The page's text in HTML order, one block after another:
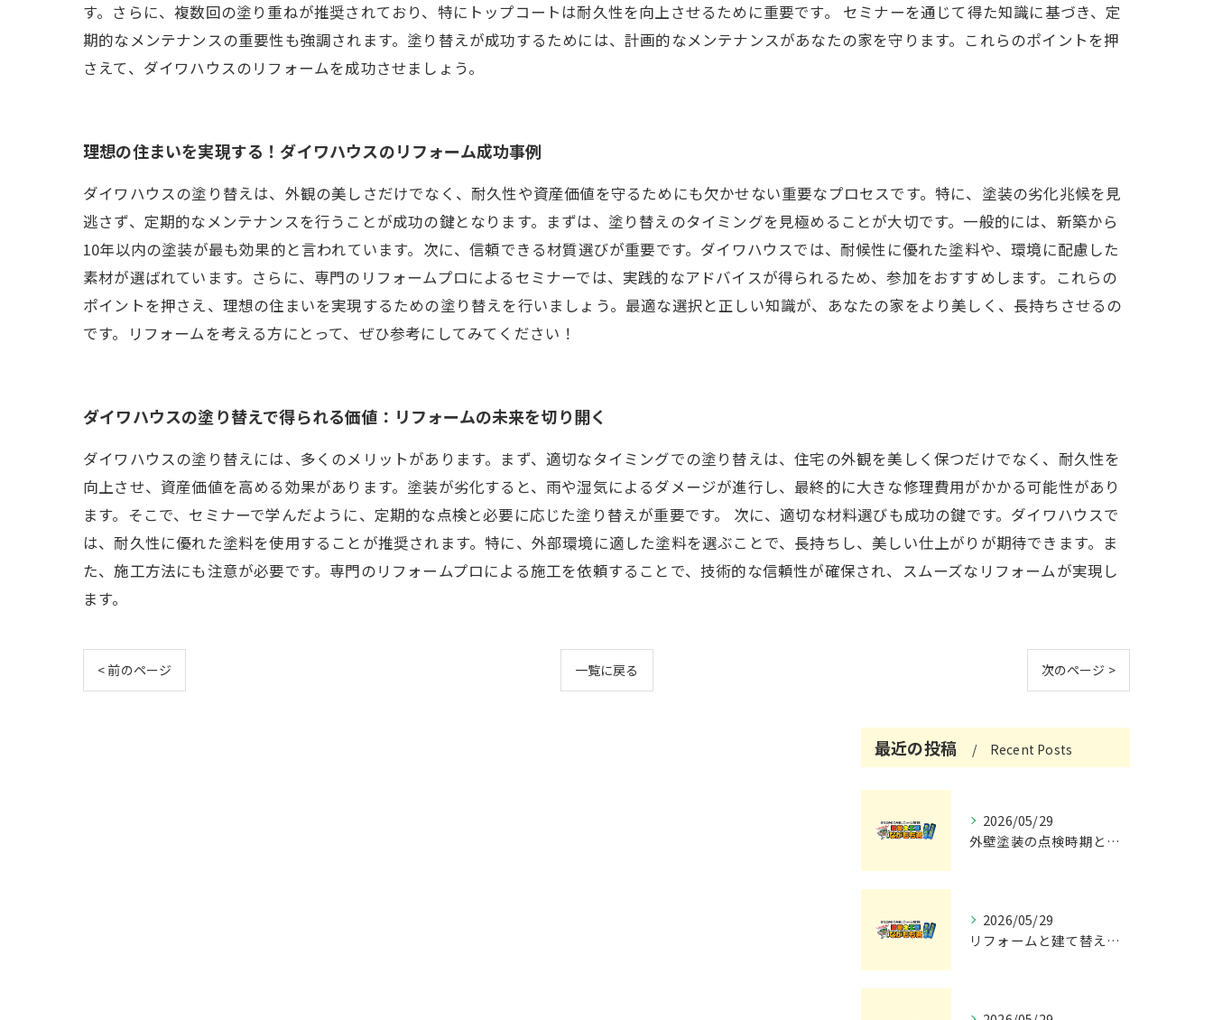
す。さらに、複数回の塗り重ねが推奨されており、特にトップコートは耐久性を向上させるために重要です。 セミナーを通じて得た知識に基づき、定
期的なメンテナンスの重要性も強調されます。塗り替えが成功するためには、計画的なメンテナンスがあなたの家を守ります。これらのポイントを押
さえて、ダイワハウスのリフォームを成功させましょう。
理想の住まいを実現する！ダイワハウスのリフォーム成功事例
ダイワハウスの塗り替えは、外観の美しさだけでなく、耐久性や資産価値を守るためにも欠かせない重要なプロセスです。特に、塗装の劣化兆候を見
逃さず、定期的なメンテナンスを行うことが成功の鍵となります。まずは、塗り替えのタイミングを見極めることが大切です。一般的には、新築から
10年以内の塗装が最も効果的と言われています。次に、信頼できる材質選びが重要です。ダイワハウスでは、耐候性に優れた塗料や、環境に配慮した
素材が選ばれています。さらに、専門のリフォームプロによるセミナーでは、実践的なアドバイスが得られるため、参加をおすすめします。これらの
ポイントを押さえ、理想の住まいを実現するための塗り替えを行いましょう。最適な選択と正しい知識が、あなたの家をより美しく、長持ちさせるの
です。リフォームを考える方にとって、ぜひ参考にしてみてください！
ダイワハウスの塗り替えで得られる価値：リフォームの未来を切り開く
ダイワハウスの塗り替えには、多くのメリットがあります。まず、適切なタイミングでの塗り替えは、住宅の外観を美しく保つだけでなく、耐久性を
向上させ、資産価値を高める効果があります。塗装が劣化すると、雨や湿気によるダメージが進行し、最終的に大きな修理費用がかかる可能性があり
ます。そこで、セミナーで学んだように、定期的な点検と必要に応じた塗り替えが重要です。 次に、適切な材料選びも成功の鍵です。ダイワハウスで
は、耐久性に優れた塗料を使用することが推奨されます。特に、外部環境に適した塗料を選ぶことで、長持ちし、美しい仕上がりが期待できます。ま
た、施工方法にも注意が必要です。専門のリフォームプロによる施工を依頼することで、技術的な信頼性が確保され、スムーズなリフォームが実現し
ます。
< 前のページ 一覧に戻る 次のページ >
最近の投稿 Recent Posts
2026/05/29
外壁塗装の点検時期と施工の最適タイミング
2026/05/29
リフォームと建て替えの費用と注意点完全解説